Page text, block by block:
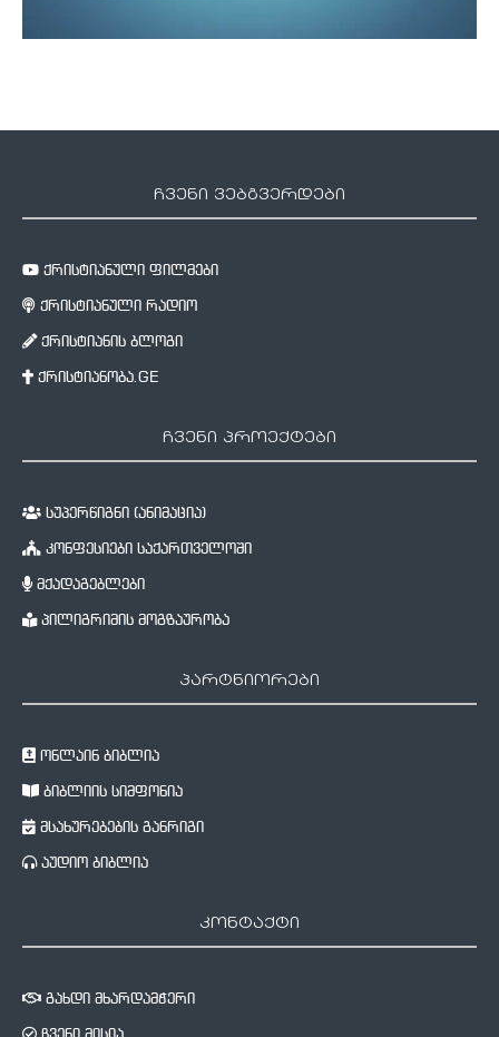
ჩვენი ვებგვერდები
ქრისტიანული ფილმები
ქრისტიანული რადიო
ქრისტიანის ბლოგი
ქრისტიანობა.GE
ჩვენი პროექტები
სუპერწიგნი (ანიმაცია)
კონფესიები საქართველოში
მქადაგებლები
პილიგრიმის მოგზაურობა
პარტნიორები
ონლაინ ბიბლია
ბიბლიის სიმფონია
მსახურებების განრიგი
აუდიო ბიბლია
კონტაქტი
გახდი მხარდამჭერი